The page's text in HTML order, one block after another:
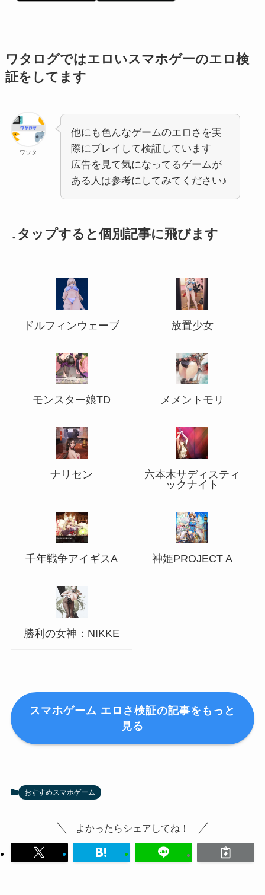
ワタログではエロいスマホゲーのエロ検
証をしてます
ワッタ
他にも色んなゲームのエロさを実
際にプレイして検証しています
広告を見て気になってるゲームが
ある人は参考にしてみてください♪
↓タップすると個別記事に飛びます
ドルフィンウェーブ 放置少女
モンスター娘TD メメントモリ
ナリセン
六本木サディスティ
ックナイト
千年戦争アイギスA 神姫PROJECT A
勝利の女神：NIKKE
スマホゲーム エロさ検証の記事をもっと
見る
おすすめスマホゲーム
よかったらシェアしてね！